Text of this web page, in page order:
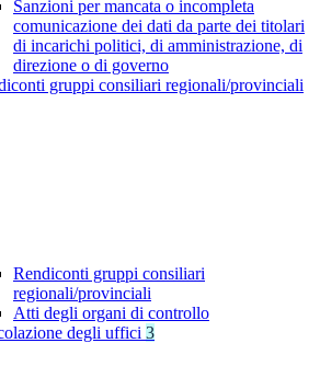
Sanzioni per mancata o incompleta
comunicazione dei dati da parte dei titolari
di incarichi politici, di amministrazione, di
direzione o di governo
gruppi consiliari regionali/provinciali
Rendiconti gruppi consiliari
regionali/provinciali
Atti degli organi di controllo
degli uffici 3